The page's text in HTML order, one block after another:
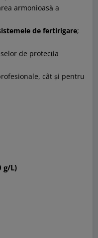
armonioasă a
de fertirigare;
de protecția
cât și pentru
g/L)